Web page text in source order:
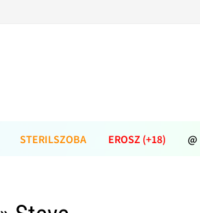
STERILSZOBA EROSZ (+18) @